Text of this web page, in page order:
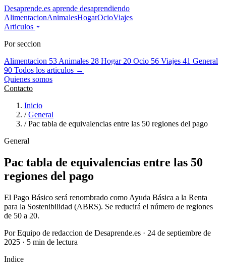
Desaprende.es aprende desaprendiendo
AlimentacionAnimalesHogarOcioViajes
Articulos
Por seccion
Alimentacion 53 Animales 28 Hogar 20 Ocio 56 Viajes 41 General
90 Todos los articulos →
Quienes somos
Contacto
Inicio
/ General
/ Pac tabla de equivalencias entre las 50 regiones del pago
General
Pac tabla de equivalencias entre las 50
regiones del pago
El Pago Básico será renombrado como Ayuda Básica a la Renta
para la Sostenibilidad (ABRS). Se reducirá el número de regiones
de 50 a 20.
Por Equipo de redaccion de Desaprende.es · 24 de septiembre de
2025 · 5 min de lectura
Indice